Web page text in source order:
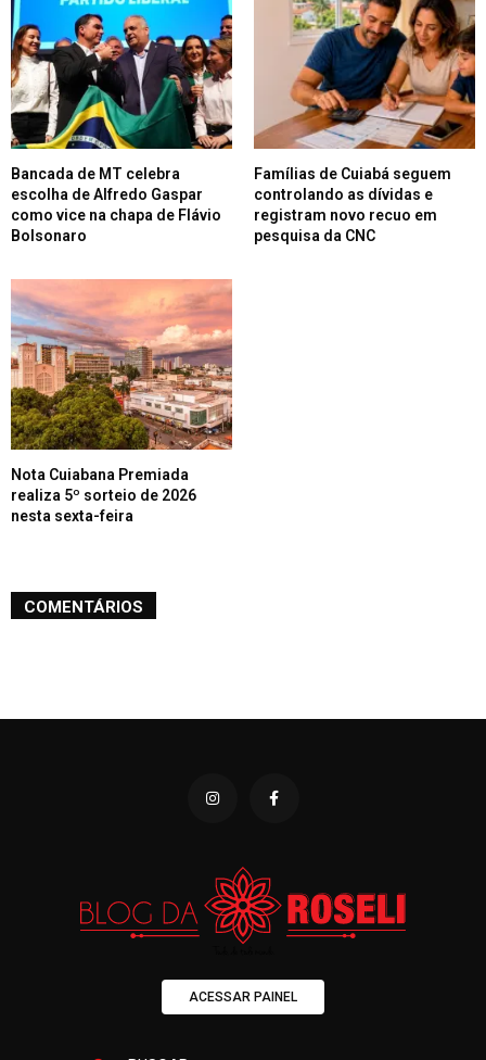
Bancada de MT celebra
escolha de Alfredo Gaspar
como vice na chapa de Flávio
Bolsonaro
Famílias de Cuiabá seguem
controlando as dívidas e
registram novo recuo em
pesquisa da CNC
Nota Cuiabana Premiada
realiza 5º sorteio de 2026
nesta sexta-feira
COMENTÁRIOS
ACESSAR PAINEL